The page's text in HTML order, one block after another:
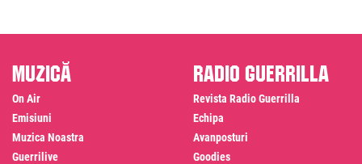
Muzică
On Air
Emisiuni
Muzica Noastra
Guerrilive
Radio Guerrilla
Revista Radio Guerrilla
Echipa
Avanposturi
Goodies